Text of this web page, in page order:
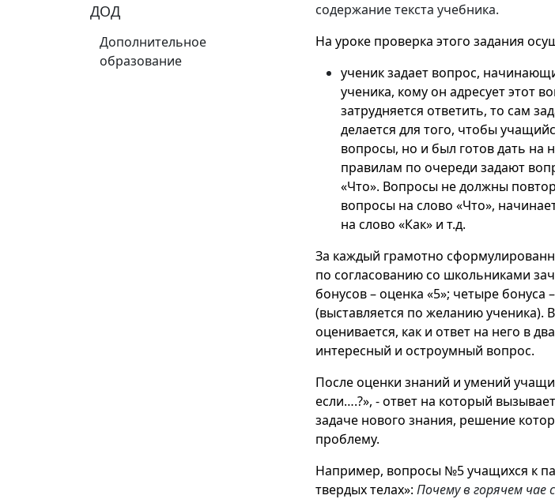
ДОД
Дополнительное
образование
содержание текста учебника.
На уроке проверка этого задания
ученик задает вопрос,
ученика, кому он адресует этот
затрудняется ответить, то сам
делается для того, чтобы
вопросы, но и был готов дать на
правилам по очереди задают
«Что». Вопросы не должны
вопросы на слово «Что»,
на слово «Как» и т.д.
За каждый грамотно
по согласованию со школьниками
бонусов – оценка «5»; четыре бонуса
(выставляется по желанию ученика).
оценивается, как и ответ на него в
интересный и остроумный вопрос.
После оценки знаний и умений
если….?», - ответ на который
задаче нового знания, решение
проблему.
Например, вопросы №5 учащихся к
твердых телах»: Почему в горячем чае